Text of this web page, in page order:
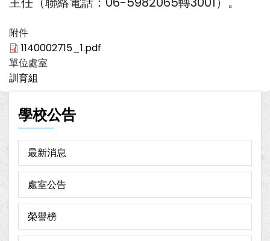
附件
1140002715_1.pdf
單位處室
訓育組
學校公告
最新消息
處室公告
榮譽榜